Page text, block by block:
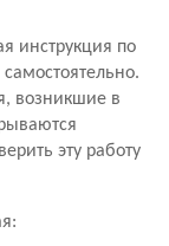
инструкция по
возникшие в
эту работу